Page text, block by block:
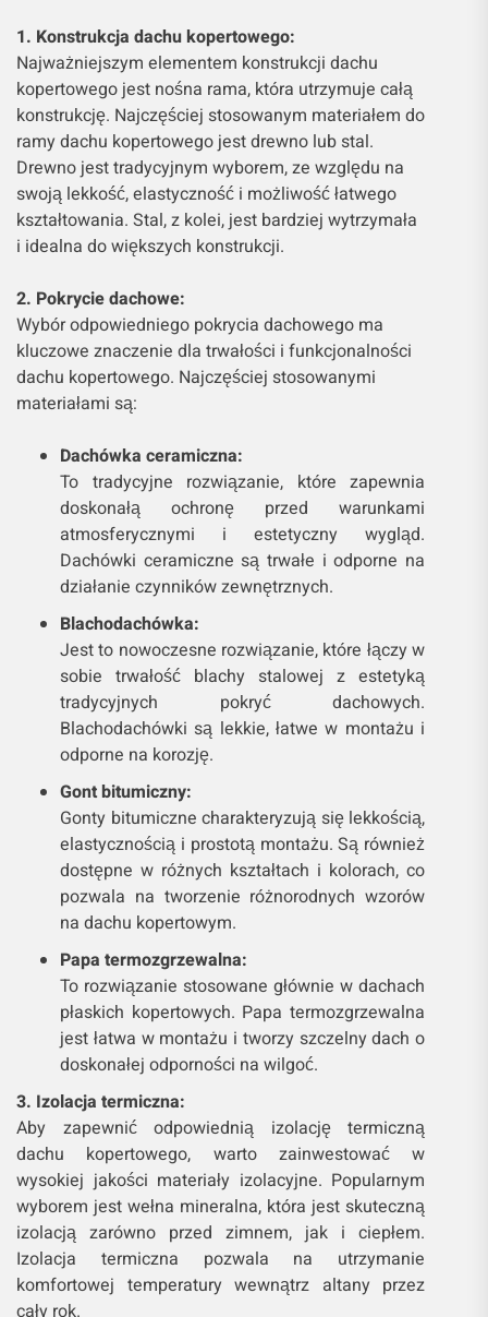
1. Konstrukcja dachu kopertowego:
Najważniejszym elementem konstrukcji dachu
kopertowego jest nośna rama, która utrzymuje całą
konstrukcję. Najczęściej stosowanym materiałem do
ramy dachu kopertowego jest drewno lub stal.
Drewno jest tradycyjnym wyborem, ze względu na
swoją lekkość, elastyczność i możliwość łatwego
kształtowania. Stal, z kolei, jest bardziej wytrzymała
i idealna do większych konstrukcji.
2. Pokrycie dachowe:
Wybór odpowiedniego pokrycia dachowego ma
kluczowe znaczenie dla trwałości i funkcjonalności
dachu kopertowego. Najczęściej stosowanymi
materiałami są:
Dachówka ceramiczna:
To tradycyjne rozwiązanie, które zapewnia
doskonałą ochronę przed warunkami
atmosferycznymi i estetyczny wygląd.
Dachówki ceramiczne są trwałe i odporne na
działanie czynników zewnętrznych.
Blachodachówka:
Jest to nowoczesne rozwiązanie, które łączy w
sobie trwałość blachy stalowej z estetyką
tradycyjnych pokryć dachowych.
Blachodachówki są lekkie, łatwe w montażu i
odporne na korozję.
Gont bitumiczny:
Gonty bitumiczne charakteryzują się lekkością,
elastycznością i prostotą montażu. Są również
dostępne w różnych kształtach i kolorach, co
pozwala na tworzenie różnorodnych wzorów
na dachu kopertowym.
Papa termozgrzewalna:
To rozwiązanie stosowane głównie w dachach
płaskich kopertowych. Papa termozgrzewalna
jest łatwa w montażu i tworzy szczelny dach o
doskonałej odporności na wilgoć.
3. Izolacja termiczna:
Aby zapewnić odpowiednią izolację termiczną
dachu kopertowego, warto zainwestować w
wysokiej jakości materiały izolacyjne. Popularnym
wyborem jest wełna mineralna, która jest skuteczną
izolacją zarówno przed zimnem, jak i ciepłem.
Izolacja termiczna pozwala na utrzymanie
komfortowej temperatury wewnątrz altany przez